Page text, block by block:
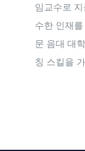
임교수로
수한 인재
문 음대 대
칭 스킬을